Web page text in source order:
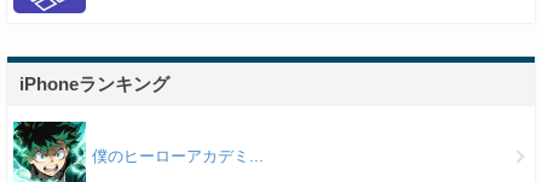
iPhoneランキング
僕のヒーローアカデミ...